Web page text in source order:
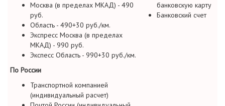
Москва (в пределах МКАД) - 490
руб.
Область - 490+30 руб./км.
Экспресс Москва (в пределах
МКАД) - 990 руб.
Экспесс Область - 990+30 руб./км.
По России
Транспортной компанией
(индивидуальный расчет)
банковскую карту
Банковский счет